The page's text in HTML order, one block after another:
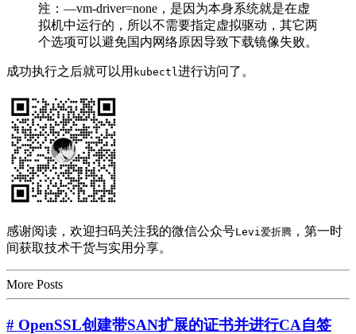
注：—vm-driver=none，是因为本身系统就是在虚
拟机中运行的，所以不需要指定虚拟驱动，其它两
个选项可以避免国内网络原因导致下载镜像失败。
成功执行之后就可以用 kubectl 进行访问了。
感谢阅读，欢迎扫码关注我的微信公众号Levi爱折腾 ，第一时
间获取技术干货与实用分享。
More Posts
# OpenSSL创建带SAN扩展的证书并进行CA自签